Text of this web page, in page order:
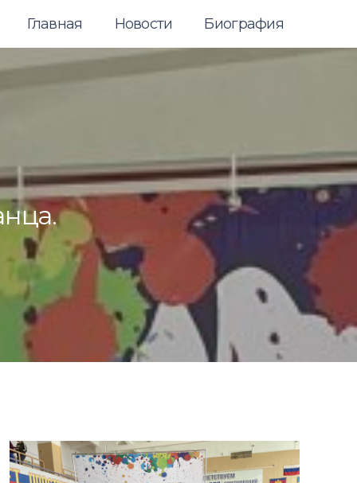
Главная Новости Биография